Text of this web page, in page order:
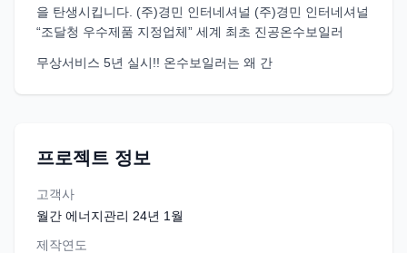
을 탄생시킵니다. (주)경민 인터네셔널 (주)경민 인터네셔널
“조달청 우수제품 지정업체” 세계 최초 진공온수보일러
무상서비스 5년 실시!! 온수보일러는 왜 간
프로젝트 정보
고객사
월간 에너지관리 24년 1월
제작연도